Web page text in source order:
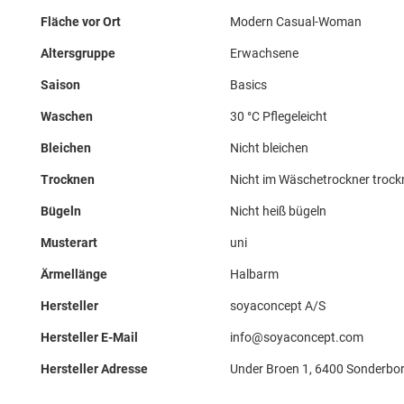
Fläche vor Ort Modern Casual-Woman
Altersgruppe Erwachsene
Saison Basics
Waschen 30 °C Pflegeleicht
Bleichen Nicht bleichen
Trocknen Nicht im Wäschetrockner
Bügeln Nicht heiß bügeln
Musterart uni
Ärmellänge Halbarm
Hersteller soyaconcept A/S
Hersteller E-Mail info@soyaconcept.com
Hersteller Adresse Under Broen 1, 6400